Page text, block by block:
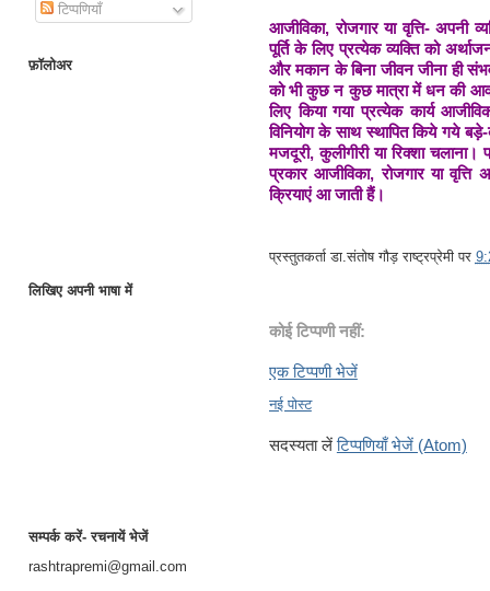
टिप्पणियाँ
फ़ॉलोअर
लिखिए अपनी भाषा में
सम्पर्क करें- रचनायें भेजें
rashtrapremi@gmail.com
आजीविका, रोजगार या वृत्ति- अपनी
पूर्ति के लिए प्रत्येक व्यक्ति को
और मकान के बिना जीवन जीना ही
को भी कुछ न कुछ मात्रा में धन की
लिए किया गया प्रत्येक कार्य
विनियोग के साथ स्थापित किये गये
मजदूरी, कुलीगीरी या रिक्शा
प्रकार आजीविका, रोजगार या
क्रियाएं आ जाती हैं।
प्रस्तुतकर्ताडा.संतोष गौड़ राष्ट्रप्रेमी पर
कोई टिप्पणी नहीं:
एक टिप्पणी भेजें
नई पोस्ट
सदस्यता लेंटिप्पणियाँ भेजें (Atom)